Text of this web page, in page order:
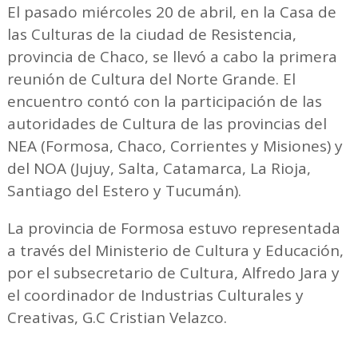
El pasado miércoles 20 de abril, en la Casa de
las Culturas de la ciudad de Resistencia,
provincia de Chaco, se llevó a cabo la primera
reunión de Cultura del Norte Grande. El
encuentro contó con la participación de las
autoridades de Cultura de las provincias del
NEA (Formosa, Chaco, Corrientes y Misiones) y
del NOA (Jujuy, Salta, Catamarca, La Rioja,
Santiago del Estero y Tucumán).
La provincia de Formosa estuvo representada
a través del Ministerio de Cultura y Educación,
por el subsecretario de Cultura, Alfredo Jara y
el coordinador de Industrias Culturales y
Creativas, G.C Cristian Velazco.